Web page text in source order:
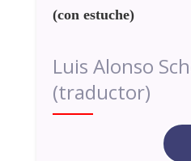
(con estuche)
Luis Alonso
(traductor)